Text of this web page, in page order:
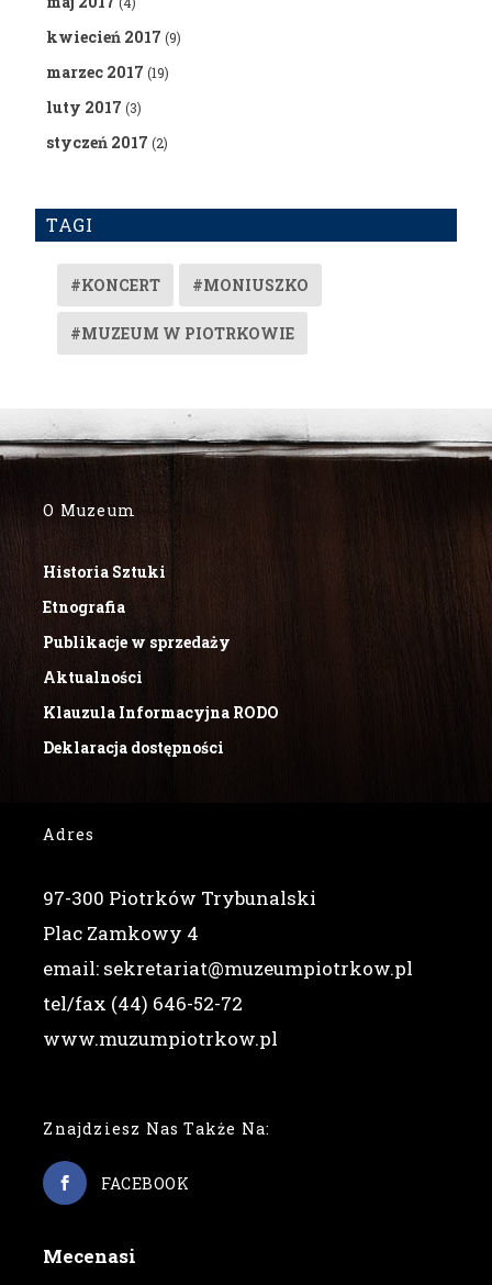
kwiecień 2017 (9)
marzec 2017 (19)
luty 2017 (3)
styczeń 2017 (2)
TAGI
#KONCERT #MONIUSZKO
#MUZEUM W PIOTRKOWIE
O Muzeum
Historia Sztuki
Etnografia
Publikacje w sprzedaży
Aktualności
Klauzula Informacyjna RODO
Deklaracja dostępności
Adres
97-300 Piotrków Trybunalski
Plac Zamkowy 4
email: sekretariat@muzeumpiotrkow.pl
tel/fax (44) 646-52-72
www.muzumpiotrkow.pl
Znajdziesz Nas Także Na:
FACEBOOK
Mecenasi